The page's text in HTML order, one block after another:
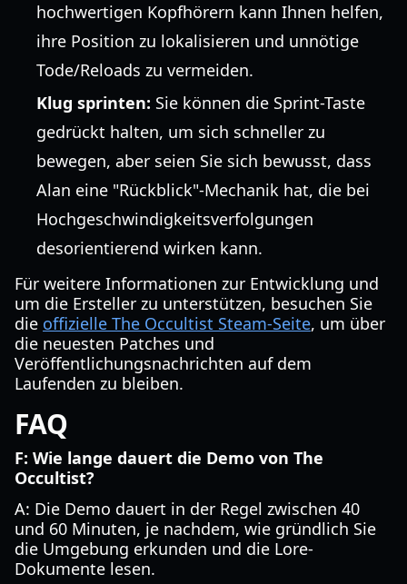
hochwertigen Kopfhörern kann Ihnen helfen,
ihre Position zu lokalisieren und unnötige
Tode/Reloads zu vermeiden.
Klug sprinten: Sie können die Sprint-Taste
gedrückt halten, um sich schneller zu
bewegen, aber seien Sie sich bewusst, dass
Alan eine "Rückblick"-Mechanik hat, die bei
Hochgeschwindigkeitsverfolgungen
desorientierend wirken kann.
Für weitere Informationen zur Entwicklung und
um die Ersteller zu unterstützen, besuchen Sie
die offizielle The Occultist Steam-Seite, um über
die neuesten Patches und
Veröffentlichungsnachrichten auf dem
Laufenden zu bleiben.
FAQ
F: Wie lange dauert die Demo von The
Occultist?
A: Die Demo dauert in der Regel zwischen 40
und 60 Minuten, je nachdem, wie gründlich Sie
die Umgebung erkunden und die Lore-
Dokumente lesen.